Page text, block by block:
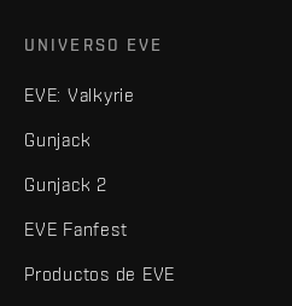
UNIVERSO EVE
EVE: Valkyrie
Gunjack
Gunjack 2
EVE Fanfest
Productos de EVE